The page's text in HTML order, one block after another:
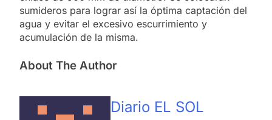
sumideros para lograr así la óptima captación del
agua y evitar el excesivo escurrimiento y
acumulación de la misma.
About The Author
Diario EL SOL